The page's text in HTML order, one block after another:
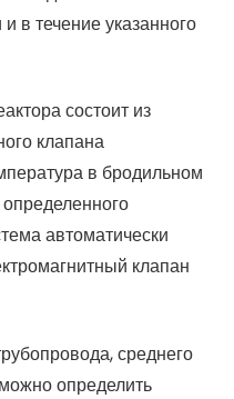
в течение указанного
состоит из
клапана
в бродильном
автоматически
клапан
среднего
определить